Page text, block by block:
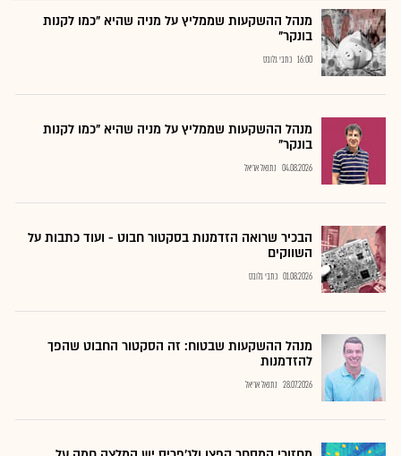
מנהל ההשקעות שממליץ על מניה שהיא "כמו לקנות
בונקר"
16:00 כתבי גלובס
מנהל ההשקעות שממליץ על מניה שהיא "כמו לקנות
בונקר"
04.08.2026 נתנאל אריאל
הבכיר שרואה הזדמנות בסקטור חבוט - ועוד כתבות על
השווקים
01.08.2026 כתבי גלובס
מנהל ההשקעות שבטוח: זה הסקטור החבוט שהפך
להזדמנות
28.07.2026 נתנאל אריאל